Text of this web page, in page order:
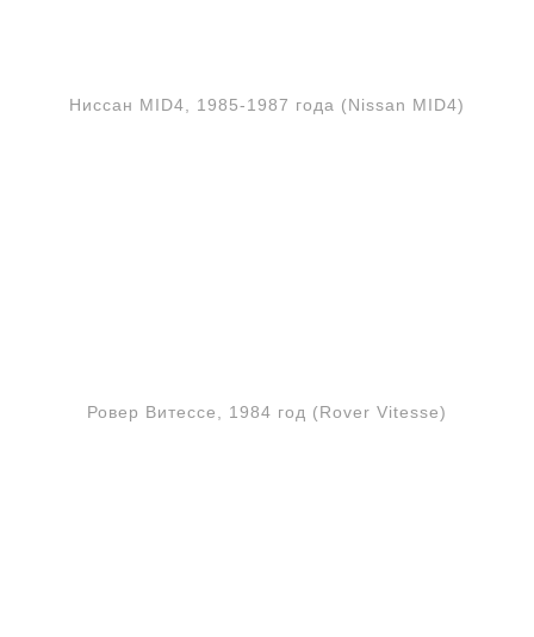
Ниссан MID4, 1985-1987 года (Nissan MID4)
Ровер Витессе, 1984 год (Rover Vitesse)